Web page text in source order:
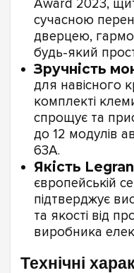
Award 2023,
сучасною
дверцею,
будь-який
Зручність
для навісного
комплекті
спрощує та
до 12 модулів
63А.
Якість
європейській
підтверджує
та якості від
виробника
Технічні